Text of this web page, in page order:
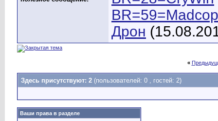
BR=59=Madcop
Дрон
«
Здесь присутствуют: 2 (пользователей: 0 , гостей: 2)
Ваши права в разделе